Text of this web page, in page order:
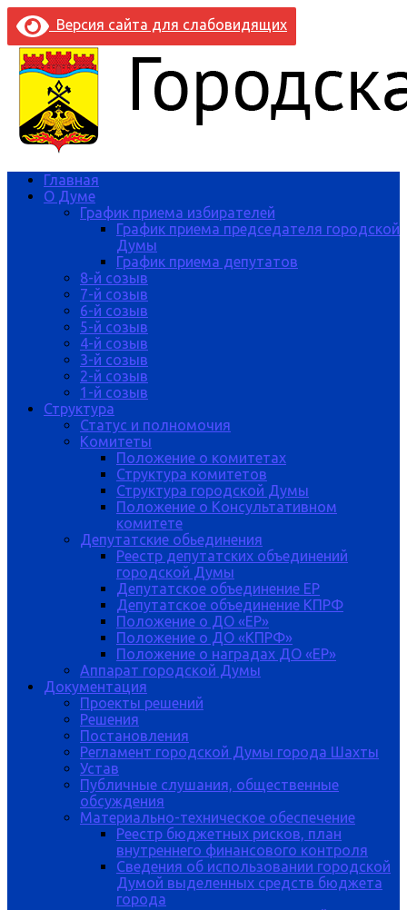
Версия сайта для слабовидящих
Главная
О Думе
График приема избирателей
График приема председателя городской
Думы
График приема депутатов
8-й созыв
7-й созыв
6-й созыв
5-й созыв
4-й созыв
3-й созыв
2-й созыв
1-й созыв
Структура
Статус и полномочия
Комитеты
Положение о комитетах
Структура комитетов
Структура городской Думы
Положение о Консультативном
комитете
Депутатские обьединения
Реестр депутатских объединений
городской Думы
Депутатское объединение ЕР
Депутатское объединение КПРФ
Положение о ДО «ЕР»
Положение о ДО «КПРФ»
Положение о наградах ДО «ЕР»
Аппарат городской Думы
Документация
Проекты решений
Решения
Постановления
Регламент городской Думы города Шахты
Устав
Публичные слушания, общественные
обсуждения
Материально-техническое обеспечение
Реестр бюджетных рисков, план
внутреннего финансового контроля
Сведения об использовании городской
Думой выделенных средств бюджета
города